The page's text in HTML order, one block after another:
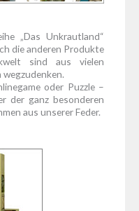
„Das Unkrautland“
die anderen Produkte
sind aus vielen
oder Puzzle –
der ganz besonderen
aus unserer Feder.